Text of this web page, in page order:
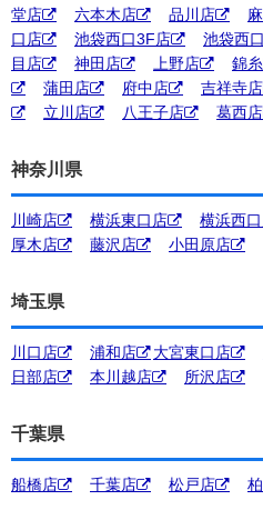
堂店
六本木店 品川店
口店
池袋西口3F店 池袋西
目店
神田店 上野店 錦
蒲田店
府中店 吉祥寺店
立川店
八王子店 葛西店
神奈川県
川崎店 横浜東口店 横浜西
厚木店
藤沢店 小田原店
埼玉県
川口店 浦和店 大宮東口店
日部店
本川越店 所沢店
千葉県
船橋店 千葉店 松戸店